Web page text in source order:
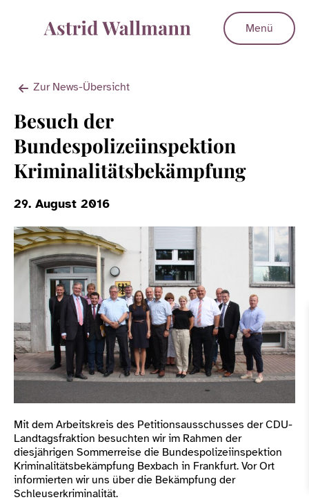
Menü
Zur News-Übersicht
Besuch der
Bundespolizeiinspektion
Kriminalitätsbekämpfung
29. August 2016
Mit dem Arbeitskreis des Petitionsausschusses der CDU-
Landtagsfraktion besuchten wir im Rahmen der
diesjährigen Sommerreise die Bundespolizeiinspektion
Kriminalitätsbekämpfung Bexbach in Frankfurt. Vor Ort
informierten wir uns über die Bekämpfung der
Schleuserkriminalität.